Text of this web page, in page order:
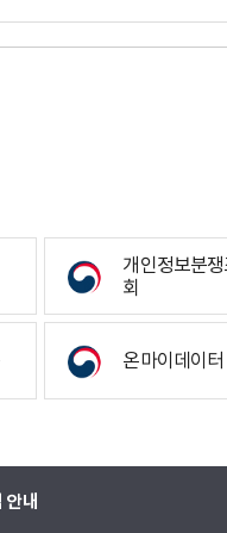
개인정보분
회
온마이데이터
안내